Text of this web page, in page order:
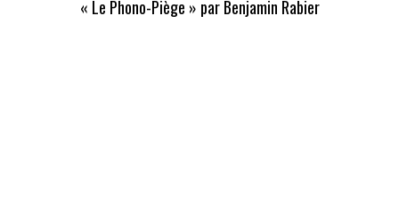
« Le Phono-Piège » par Benjamin Rabier